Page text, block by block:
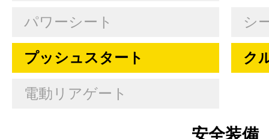
パワーシート シ
プッシュスタート ク
電動リアゲート
安全装備